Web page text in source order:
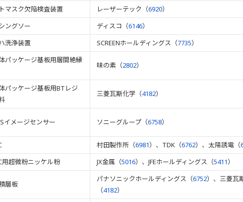
マスク欠陥検査装置
レーザーテック（6920）
ングソー
ディスコ（6146）
洗浄装置
SCREENホールディングス（7735）
パッケージ基板用層間絶縁
味の素（2802）
パッケージ基板用BTレジ
三菱瓦斯化学（4182）
イメージセンサー ソニーグループ（6758）
村田製作所（6981）、TDK（6762）、太陽誘電（
用超微粉ニッケル粉
JX金属（5016）、JFEホールディングス（5411）
層板
パナソニックホールディングス（6752）、三菱瓦
（4182）